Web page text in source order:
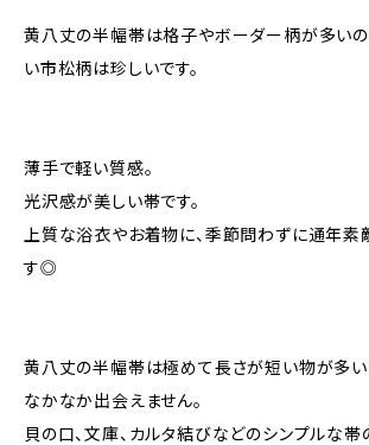
黄八丈の半幅帯は格子やボーダー柄が多いの
い市松柄は珍しいです。
薄手で軽い質感。
光沢感が美しい帯です。
上質な浴衣やお着物に、季節問わずに通年素
す◎
黄八丈の半幅帯は極めて長さが短い物が多い
なかなか出会えません。
貝の口、文庫、カルタ結びなどのシンプルな帯